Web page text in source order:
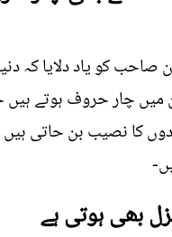
صاحب کو یاد دلایا کہ
میں چار حروف ہوتے ہیں
کا نصیب بن حاتی
بھی ہوتی ہے